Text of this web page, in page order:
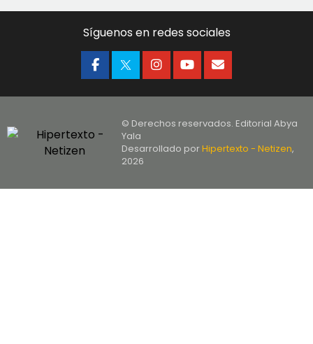
Síguenos en redes sociales
© Derechos reservados. Editorial Abya
Yala
Desarrollado porHipertexto - Netizen,
2026